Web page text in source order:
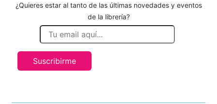
¿Quieres estar al tanto de las últimas novedades y eventos
de la librería?
Suscribirme